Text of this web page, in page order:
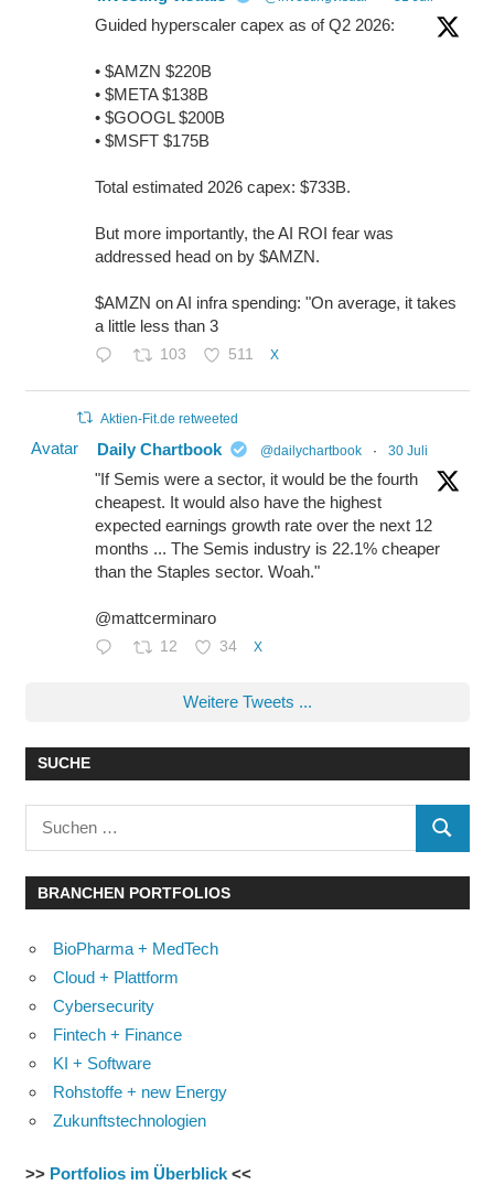
Guided hyperscaler capex as of Q2 2026:
• $AMZN $220B
• $META $138B
• $GOOGL $200B
• $MSFT $175B
Total estimated 2026 capex: $733B.
But more importantly, the AI ROI fear was
addressed head on by $AMZN.
$AMZN on AI infra spending: "On average, it takes
a little less than 3
103 511 X
Aktien-Fit.de retweeted
Avatar Daily Chartbook @dailychartbook · 30 Juli
"If Semis were a sector, it would be the fourth
cheapest. It would also have the highest
expected earnings growth rate over the next 12
months ... The Semis industry is 22.1% cheaper
than the Staples sector. Woah."
@mattcerminaro
12 34 X
Weitere Tweets ...
SUCHE
Suchen
nach:
SUCHEN
BRANCHEN PORTFOLIOS
BioPharma + MedTech
Cloud + Plattform
Cybersecurity
Fintech + Finance
KI + Software
Rohstoffe + new Energy
Zukunftstechnologien
>> Portfolios im Überblick<<